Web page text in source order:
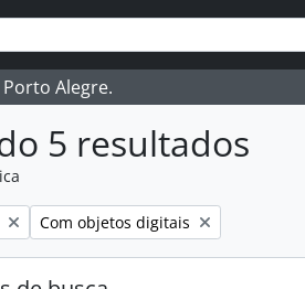
Alegre.
5 resultados
Remover filtro:
Com objetos digitais